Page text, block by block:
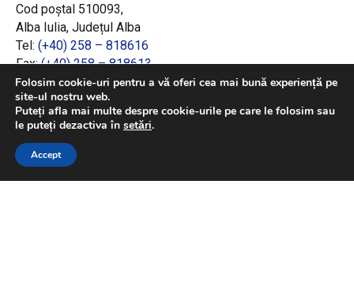
Cod poștal 510093,
Alba Iulia, Județul Alba
Tel: (+40) 258 – 818616
Fax:(+40) 258 – 818613
Email:office@adrcentru.ro
LINK-URI RAPIDE
Consiliul European
Jurnalul Oficial al Uniunii Europene
Folosim cookie-uri pentru a vă oferi cea mai bună experiență pe
site-ul nostru web.
Puteți afla mai multe despre cookie-urile pe care le folosim sau
le puteți dezactiva în setări.
Accept